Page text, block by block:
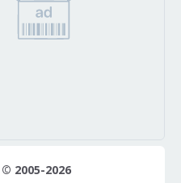
© 2005-2026